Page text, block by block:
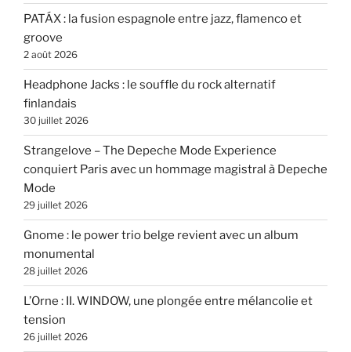
PATÁX : la fusion espagnole entre jazz, flamenco et
groove
2 août 2026
Headphone Jacks : le souffle du rock alternatif
finlandais
30 juillet 2026
Strangelove – The Depeche Mode Experience
conquiert Paris avec un hommage magistral à Depeche
Mode
29 juillet 2026
Gnome : le power trio belge revient avec un album
monumental
28 juillet 2026
L’Orne : II. WINDOW, une plongée entre mélancolie et
tension
26 juillet 2026